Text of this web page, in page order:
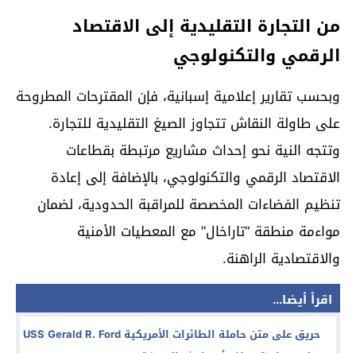
من التجارة التقليدية إلى الاقتصاد
الرقمي والتكنولوجي
وبحسب تقارير إعلامية إسبانية، فإن المقترحات المطروحة
على طاولة النقاش تتجاوز الصيغ التقليدية للتجارة.
وتتجه النية نحو إحداث مشاريع مرتبطة بقطاعات
الاقتصاد الرقمي والتكنولوجي، بالإضافة إلى إعادة
تنظيم الفضاءات المخصصة للمراقبة الحدودية، لضمان
مواءمة منطقة “تاراخال” مع المعطيات الأمنية
والاقتصادية الراهنة.
اقرأ أيضا...
حريق على متن حاملة الطائرات الأمريكية USS Gerald R. Ford